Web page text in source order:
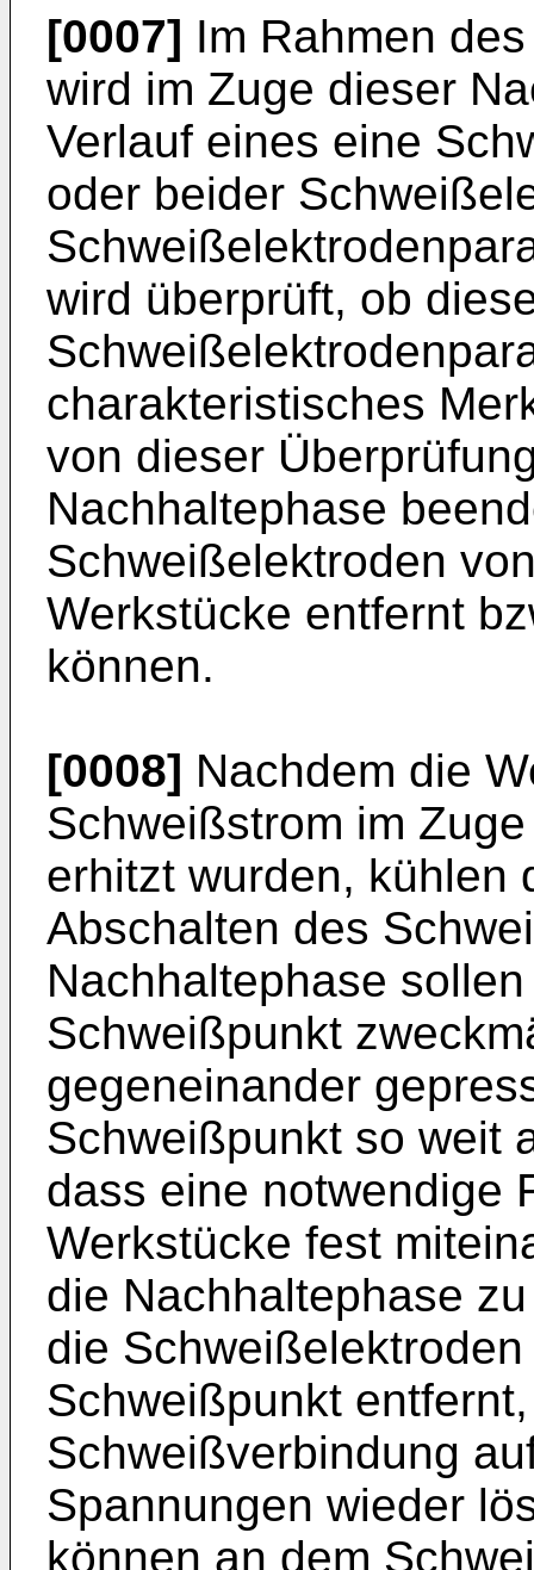
[0007] Im Rahmen
wird im Zuge dieser
Verlauf eines eine
oder beider
wird überprüft, ob
charakteristisches
von dieser
Nachhaltephase
Schweißelektroden
Werkstücke entfernt
können.
[0008] Nachdem die
Schweißstrom im
erhitzt wurden, kühlen
Abschalten des
Nachhaltephase
Schweißpunkt
gegeneinander
Schweißpunkt so weit
dass eine notwendige
Werkstücke fest
die Nachhaltephase
die
Schweißpunkt
Schweißverbindung
Spannungen wieder
können an dem